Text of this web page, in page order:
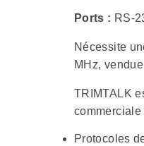
Ports : RS-
Nécessite
MHz,
TRIMTALK
commerciale
Protocoles